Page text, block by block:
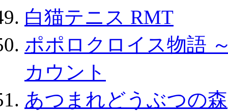
白猫テニス RMT
ポポロクロイス物語
カウント
あつまれどうぶつの森